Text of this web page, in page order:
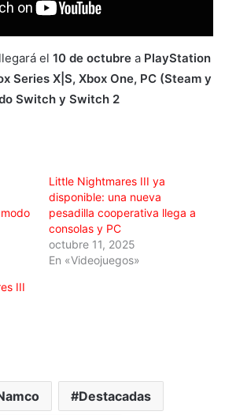
llegará el 10 de octubre a PlayStation
Series X|S, Xbox One, PC (Steam y
Switch y Switch 2
Little Nightmares III ya
disponible: una nueva
pesadilla cooperativa llega a
consolas y PC
octubre 11, 2025
En «Videojuegos»
III
Destacadas